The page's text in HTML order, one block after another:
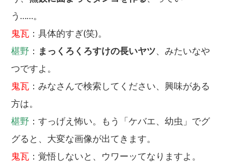
う……。
鬼瓦 ：具体的すぎ(笑)。
椹野 ： まっくろくろすけの長いヤツ、みたいなや
つですよ。
鬼瓦 ：みなさんで検索してください、興味がある
方は。
椹野 ：すっげえ怖い。もう「ケバエ、幼虫」でグ
グると、大変な画像が出てきます。
鬼瓦 ：覚悟しないと、ウワーッてなりますよ。